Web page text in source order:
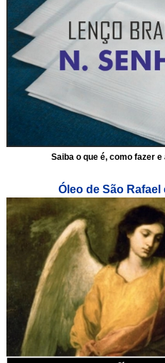
Saiba o que é, como fazer
Óleo de São